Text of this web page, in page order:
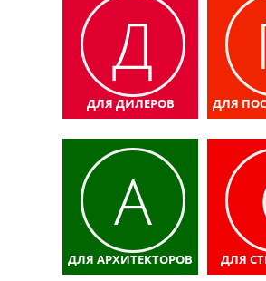
ДЛЯ ДИЛЕРОВ
Д
ДЛЯ
ДЛЯ АРХИТЕКТОРОВ
А
ДЛЯ